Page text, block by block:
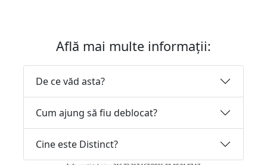
Află mai multe informații:
De ce văd asta?
Cum ajung să fiu deblocat?
Cine este Distinct?